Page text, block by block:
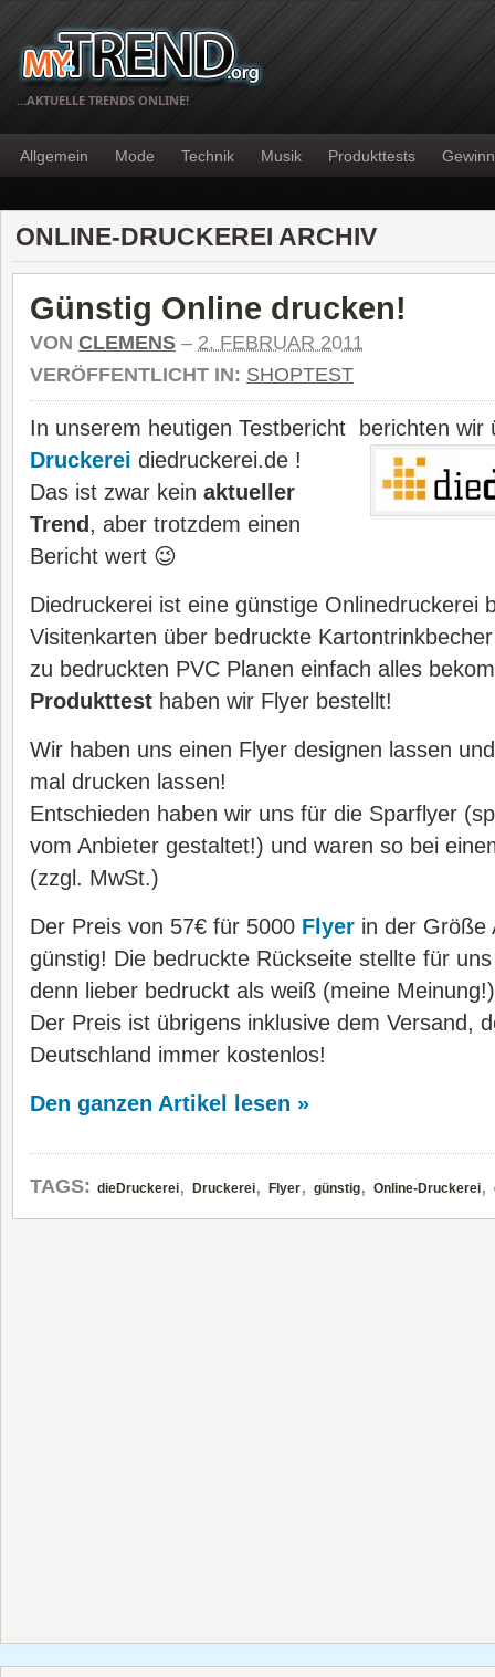
…AKTUELLE TRENDS ONLINE!
Allgemein Mode Technik Musik Produkttests
ONLINE-DRUCKEREI ARCHIV
Günstig Online drucken!
VON CLEMENS – 2. FEBRUAR 2011
VERÖFFENTLICHT IN: SHOPTEST
In unserem heutigen Testbericht berichten wir
Druckerei diedruckerei.de !
Das ist zwar kein aktueller
Trend , aber trotzdem einen
Bericht wert 😉
Diedruckerei ist eine günstige Onlinedruckerei
Visitenkarten über bedruckte
zu bedruckten PVC Planen einfach alles
Produkttest haben wir Flyer bestellt!
Wir haben uns einen Flyer designen lassen
mal drucken lassen!
Entschieden haben wir uns für die Sparflyer
vom Anbieter gestaltet!) und waren so bei
(zzgl. MwSt.)
Der Preis von 57€ für 5000 Flyer in der Größe
günstig! Die bedruckte Rückseite stellte für
denn lieber bedruckt als weiß (meine Meinung!)
Der Preis ist übrigens inklusive dem Versand,
Deutschland immer kostenlos!
Den ganzen Artikel lesen »
TAGS: dieDruckerei, Druckerei, Flyer, günstig, Online-Druckerei,